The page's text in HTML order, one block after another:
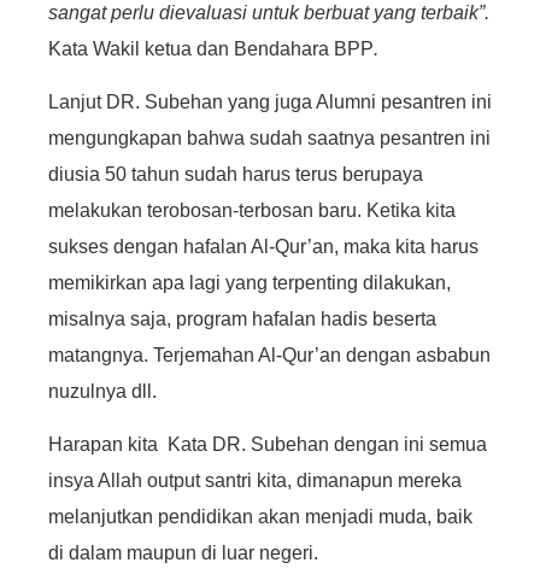
sangat perlu dievaluasi untuk berbuat yang terbaik”.
Kata Wakil ketua dan Bendahara BPP.
Lanjut DR. Subehan yang juga Alumni pesantren ini
mengungkapan bahwa sudah saatnya pesantren ini
diusia 50 tahun sudah harus terus berupaya
melakukan terobosan-terbosan baru. Ketika kita
sukses dengan hafalan Al-Qur’an, maka kita harus
memikirkan apa lagi yang terpenting dilakukan,
misalnya saja, program hafalan hadis beserta
matangnya. Terjemahan Al-Qur’an dengan asbabun
nuzulnya dll.
Harapan kita Kata DR. Subehan dengan ini semua
insya Allah output santri kita, dimanapun mereka
melanjutkan pendidikan akan menjadi muda, baik
di dalam maupun di luar negeri.